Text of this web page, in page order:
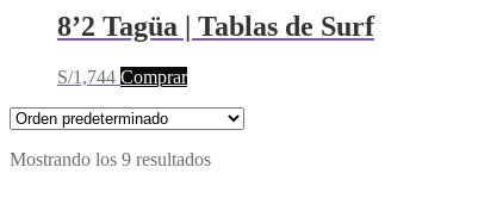
elegir
en
la
página
de
producto
múltiples
variantes.
opciones
se
pueden
en
8’2 Tagüa | Tablas de Surf
S/1,744 ComprarEste
variantes.
Mostrando los 9 resultados